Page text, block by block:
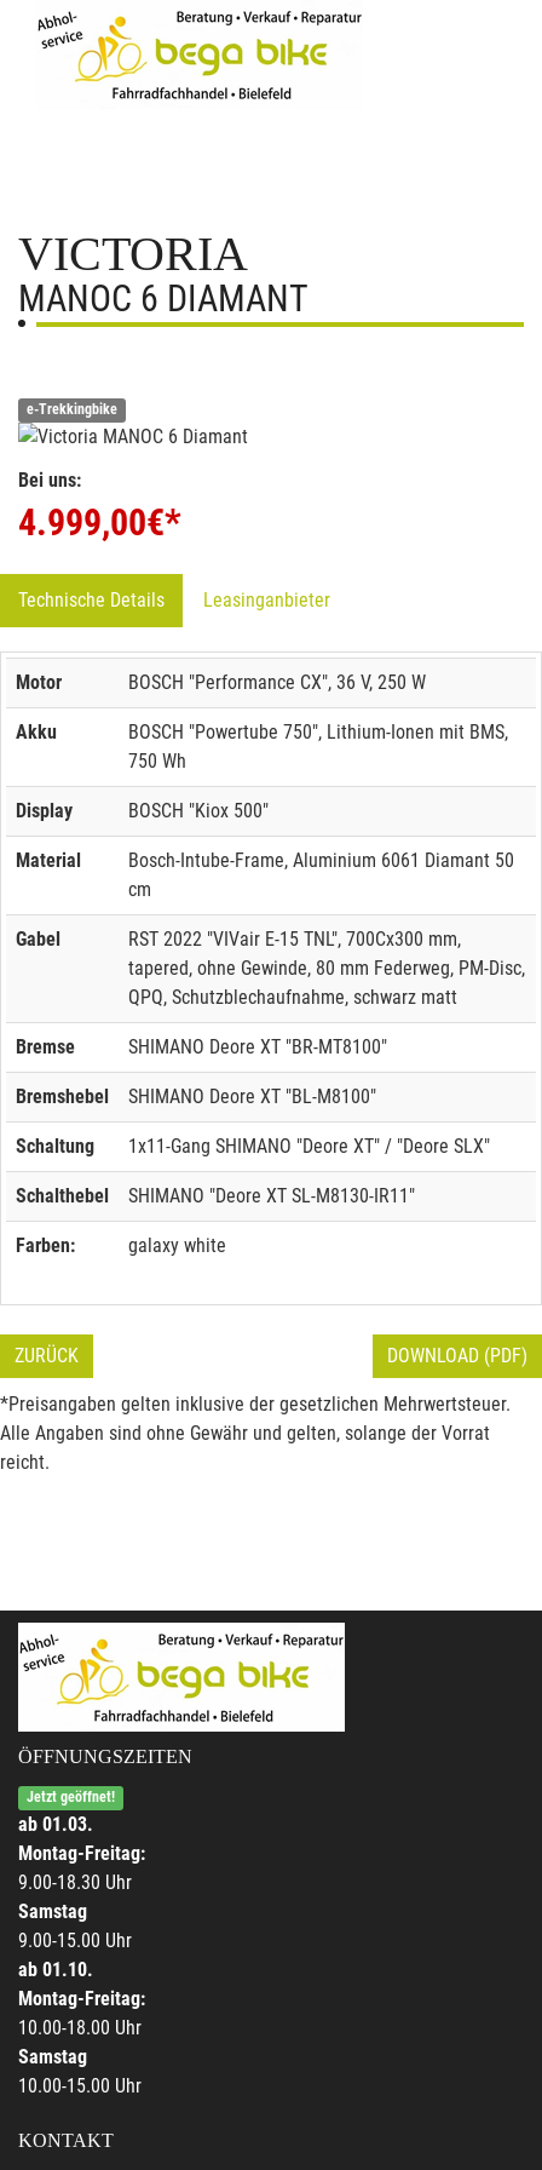
VICTORIA
MANOC 6 DIAMANT
e-Trekkingbike
Bei uns:
4.999,00€*
Technische Details Leasinganbieter
Motor BOSCH "Performance CX", 36 V, 250 W
Akku
BOSCH "Powertube 750", Lithium-Ionen mit BMS,
750 Wh
Display BOSCH "Kiox 500"
Material
Bosch-Intube-Frame, Aluminium 6061 Diamant 50
cm
Gabel
RST 2022 "VIVair E-15 TNL", 700Cx300 mm,
tapered, ohne Gewinde, 80 mm Federweg, PM-Disc,
QPQ, Schutzblechaufnahme, schwarz matt
Bremse SHIMANO Deore XT "BR-MT8100"
Bremshebel SHIMANO Deore XT "BL-M8100"
Schaltung 1x11-Gang SHIMANO "Deore XT" / "Deore SLX"
Schalthebel SHIMANO "Deore XT SL-M8130-IR11"
Farben: galaxy white
ZURÜCK DOWNLOAD (PDF)
*Preisangaben gelten inklusive der gesetzlichen Mehrwertsteuer.
Alle Angaben sind ohne Gewähr und gelten, solange der Vorrat
reicht.
ÖFFNUNGSZEITEN
Jetzt geöffnet!
ab 01.03.
Montag-Freitag:
9.00-18.30 Uhr
Samstag
9.00-15.00 Uhr
ab 01.10.
Montag-Freitag:
10.00-18.00 Uhr
Samstag
10.00-15.00 Uhr
KONTAKT